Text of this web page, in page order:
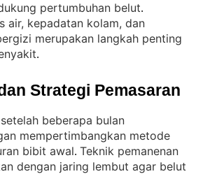
pertumbuhan belut
air, kepadatan kolam, dan
merupakan langkah penting
.
Strategi Pemasaran
beberapa bulan
mempertimbangkan metode
bibit awal. Teknik pemanenan
dengan jaring lembut agar belut